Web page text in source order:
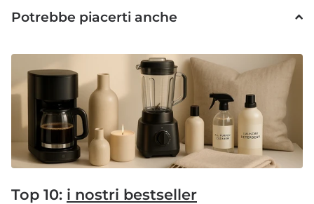
Potrebbe piacerti anche
Top 10: i nostri bestseller